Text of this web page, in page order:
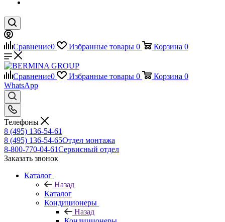
Сравнение0 Избранные товары 0 Корзина 0
Сравнение0 Избранные товары 0 Корзина 0
WhatsApp
Телефоны
8 (495) 136-54-61
8 (495) 136-54-65Отдел монтажа
8-800-770-04-61Сервисный отдел
Заказать звонок
Каталог
Назад
Каталог
Кондиционеры
Назад